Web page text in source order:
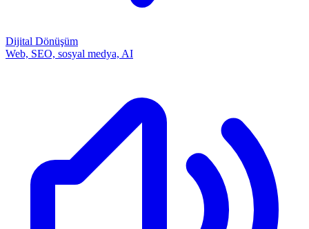
Dijital Dönüşüm
Web, SEO, sosyal medya, AI